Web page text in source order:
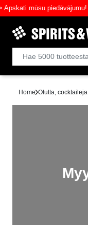
mūsu piedāvājumu!
Home Olutta,